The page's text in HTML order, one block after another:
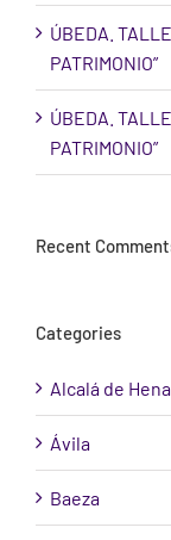
ÚBEDA.
PATRIMONIO”
ÚBEDA.
PATRIMONIO”
Recent
Categories
Alcalá de
Ávila
Baeza